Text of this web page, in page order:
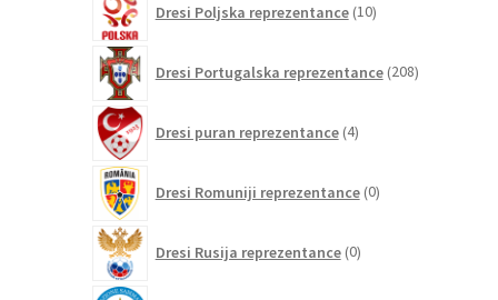
Dresi Poljska reprezentance 10izdelkov
Dresi Portugalska reprezentance 208izdelkov
Dresi puran reprezentance 4izdelki
Dresi Romuniji reprezentance 0izdelkov
Dresi Rusija reprezentance 0izdelkov